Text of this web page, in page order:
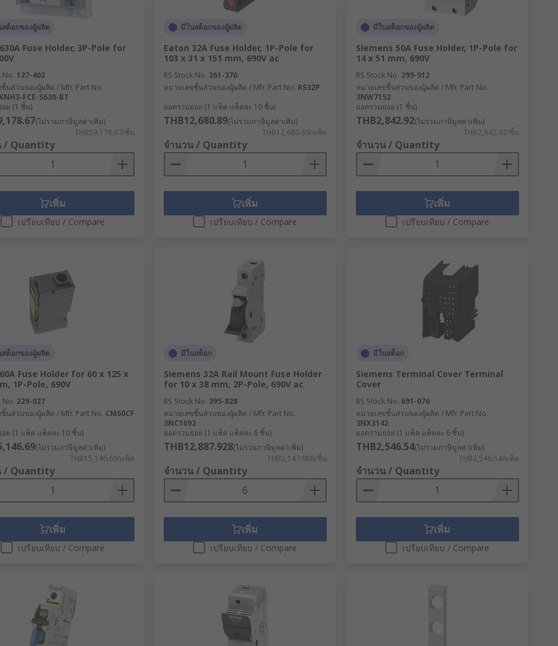
สต็อกของผู้ผลิต
Fuse Holder, 3P-Pole for
No. 127-402
นส่วนของผู้ผลิต / Mfr. Part No.
FCE-S630-BT
ย (1 ชิ้น)
(ไม่รวมภาษีมูลค่าเพิ่ม)
THB59,178.67/ชิ้น
/ Quantity
เพิ่ม
เปรียบเทียบ / Compare
มีในสต็อกของผู้ผลิต
Eaton 32A Fuse Holder, 1P-Pole for
103 x 31 x 151 mm, 690V ac
RS Stock No. 261-370
หมายเลขชิ้นส่วนของผู้ผลิต / Mfr. Part No. RS32P
ยอดรวมย่อย (1 แพ็ค แพ็คละ 10 ชิ้น)
THB12,680.89(ไม่รวมภาษีมูลค่าเพิ่ม)
THB12,680.89/แพ็ค
จำนวน / Quantity
เพิ่ม
เปรียบเทียบ / Compare
มีในสต็อกของผู้ผลิต
Siemens 50A Fuse Holder, 1P-Pole for
14 x 51 mm, 690V
RS Stock No. 299-912
หมายเลขชิ้นส่วนของผู้ผลิต / Mfr. Part No.
3NW7152
ยอดรวมย่อย (1 ชิ้น)
THB2,842.92(ไม่รวมภาษีมูลค่าเพิ่ม)
THB2,842.92/ชิ้น
จำนวน / Quantity
เพิ่ม
เปรียบเทียบ / Compare
สต็อกของผู้ผลิต
Fuse Holder for 60 x 125 x
1P-Pole, 690V
No. 229-027
นส่วนของผู้ผลิต / Mfr. Part No. CM60CF
อย (1 แพ็ค แพ็คละ 10 ชิ้น)
(ไม่รวมภาษีมูลค่าเพิ่ม)
THB15,146.69/แพ็ค
/ Quantity
เพิ่ม
เปรียบเทียบ / Compare
มีในสต็อก
Siemens 32A Rail Mount Fuse Holder
for 10 x 38 mm, 2P-Pole, 690V ac
RS Stock No. 395-828
หมายเลขชิ้นส่วนของผู้ผลิต / Mfr. Part No.
3NC1092
ยอดรวมย่อย (1 แพ็ค แพ็คละ 6 ชิ้น)
THB12,887.928(ไม่รวมภาษีมูลค่าเพิ่ม)
THB2,147.988/ชิ้น
จำนวน / Quantity
เพิ่ม
เปรียบเทียบ / Compare
มีในสต็อก
Siemens Terminal Cover Terminal
Cover
RS Stock No. 691-076
หมายเลขชิ้นส่วนของผู้ผลิต / Mfr. Part No.
3NX3142
ยอดรวมย่อย (1 แพ็ค แพ็คละ 6 ชิ้น)
THB2,546.54(ไม่รวมภาษีมูลค่าเพิ่ม)
THB2,546.54/แพ็ค
จำนวน / Quantity
เพิ่ม
เปรียบเทียบ / Compare